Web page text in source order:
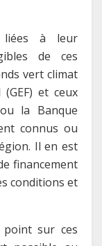
liées à leur
de ces
vert climat
(GEF) et ceux
la Banque
connus ou
Il en est
financement
conditions et
sur ces